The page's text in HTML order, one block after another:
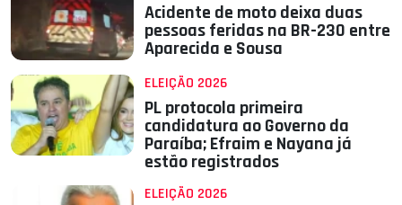
Acidente de moto deixa duas
pessoas feridas na BR-230 entre
Aparecida e Sousa
ELEIÇÃO 2026
PL protocola primeira
candidatura ao Governo da
Paraíba; Efraim e Nayana já
estão registrados
ELEIÇÃO 2026